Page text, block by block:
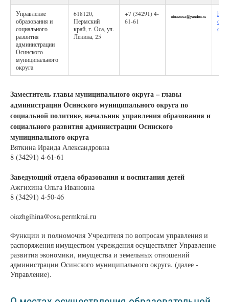
Управление
образования и
социального
развития
администрации
Осинского
муниципального
округа
618120,
Пермский
край, г. Оса, ул.
Ленина, 25
+7 (34291) 4-
61-61
Заместитель главы муниципального округа – главы
администрации Осинского муниципального округа по
социальной политике, начальник управления образования и
социального развития администрации Осинского
муниципального округа
Вяткина Ираида Александровна
8 (34291) 4-61-61
Заведующий отдела образования и воспитания детей
Ажгихина Ольга Ивановна
8 (34291) 4-50-46
oiazhgihina@osa.permkrai.ru
Функции и полномочия Учредителя по вопросам управления и
распоряжения имуществом учреждения осуществляет Управление
развития экономики, имущества и земельных отношений
администрации Осинского муниципального округа. (далее -
Управление).